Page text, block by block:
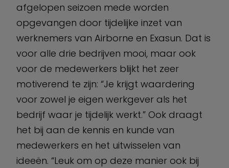
afgelopen seizoen mede worden
opgevangen door tijdelijke inzet van
werknemers van Airborne en Exasun. Dat is
voor alle drie bedrijven mooi, maar ook
voor de medewerkers blijkt het zeer
motiverend te zijn: “Je krijgt waardering
voor zowel je eigen werkgever als het
bedrijf waar je tijdelijk werkt.” Ook draagt
het bij aan de kennis en kunde van
medewerkers en het uitwisselen van
ideeën. “Leuk om op deze manier ook bij